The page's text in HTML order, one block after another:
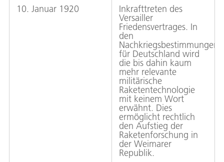
10. Januar 1920 Inkrafttreten des
Versailler
Friedensvertrages. In
den
Nachkriegsbestimmungen
für Deutschland wird
die bis dahin kaum
mehr relevante
militärische
Raketentechnologie
mit keinem Wort
erwähnt. Dies
ermöglicht rechtlich
den Aufstieg der
Raketenforschung in
der Weimarer
Republik.